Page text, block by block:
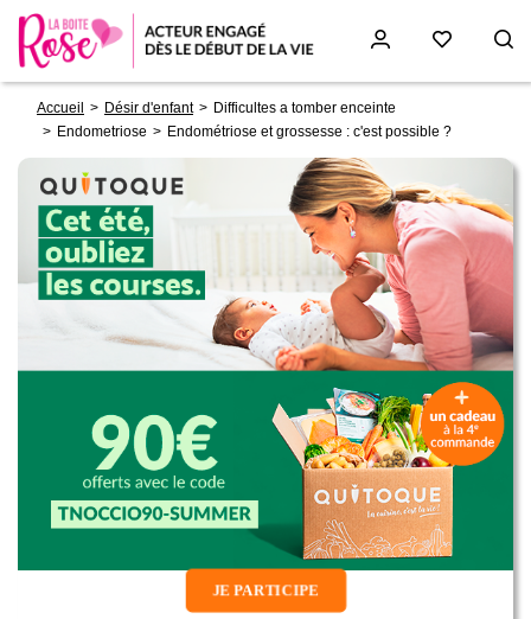
principal
d'Ariane
Accueil Désir d'enfant
Difficultes a tomber enceinte
Endometriose
Endométriose et grossesse : c'est possible ?
JE PARTICIPE